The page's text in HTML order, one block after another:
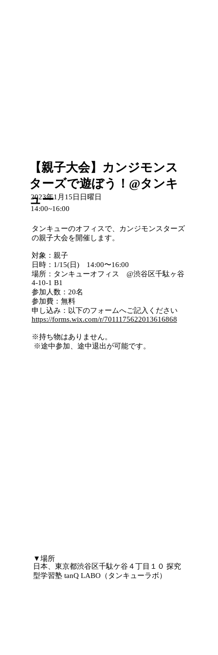
【親子大会】カンジモンス
ターズで遊ぼう！@タンキ
ュー
タンキューのオフィスで、カンジモンスターズ
の親子大会を開催します。
対象：親子
日時：1/15(日) 14:00〜16:00
場所：タンキューオフィス @渋谷区千駄ヶ谷
4-10-1 B1
参加人数：20名
参加費：無料
申し込み：以下のフォームへご記入ください
https://forms.wix.com/r/7011175622013616868
※持ち物はありません。
※途中参加、途中退出が可能です。
日本、東京都渋谷区千駄ケ谷４丁目１０ 探究
型学習塾 tanQ LABO（タンキューラボ）
2023年1月15日日曜日
14:00~16:00
​▼場所